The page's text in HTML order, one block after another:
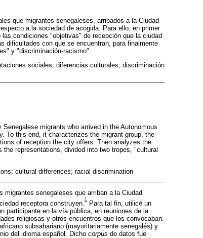
que migrantes senegaleses, arribados a la Ciudad
a la sociedad de acogida. Para ello, en primer
condiciones "objetivas" de recepción que la ciudad
dificultades con que se encuentran, para finalmente
y "discriminación-racismo".
sociales; diferencias culturales; discriminación
migrants who arrived in the Autonomous
To this end, it characterizes the migrant group, the
of reception the city offers. Then analyzes the
representations, divided into two tropes, "cultural
cultural differences; racial discrimination
senegaleses que arriban a la Ciudad
receptora construyen.
1
Para tal fin, utilicé un
participante en la vía pública, en reuniones de la
religiosas y otros encuentros que los convocaban.
subsahariano (mayoritariamente senegalés) y
del idioma español. Dicho corpus de datos fue